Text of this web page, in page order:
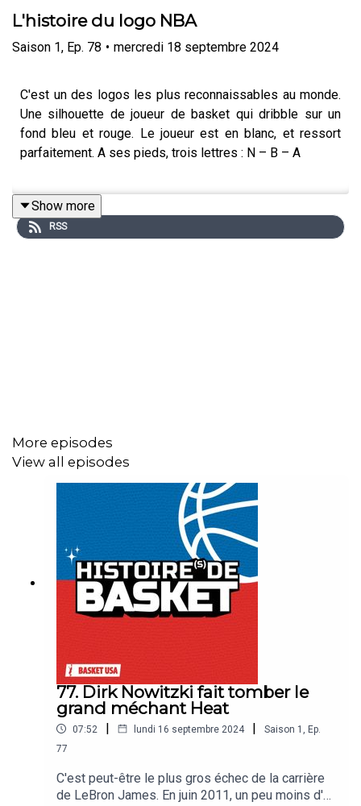
L'histoire du logo NBA
Saison 1, Ep. 78 • mercredi 18 septembre 2024
C'est un des logos les plus reconnaissables au monde.
Une silhouette de joueur de basket qui dribble sur un
fond bleu et rouge. Le joueur est en blanc, et ressort
parfaitement. A ses pieds, trois lettres : N – B – A
Depuis 1969, ce logo est celui de la plus grande ligue de
basket professionnel au monde. Il n'a été retouché
et pourrait-il changer un jour ?
C'est ce qu'on vous raconte aujourd'hui dans Histoires de
Show more
RSS
More episodes
View all episodes
77. Dirk Nowitzki fait tomber le
grand méchant Heat
07:52 | lundi 16 septembre 2024 | Saison 1
Ep.
77
C'est peut-être le plus gros échec de la carrière
de LeBron James. En juin 2011, un peu moins d'un